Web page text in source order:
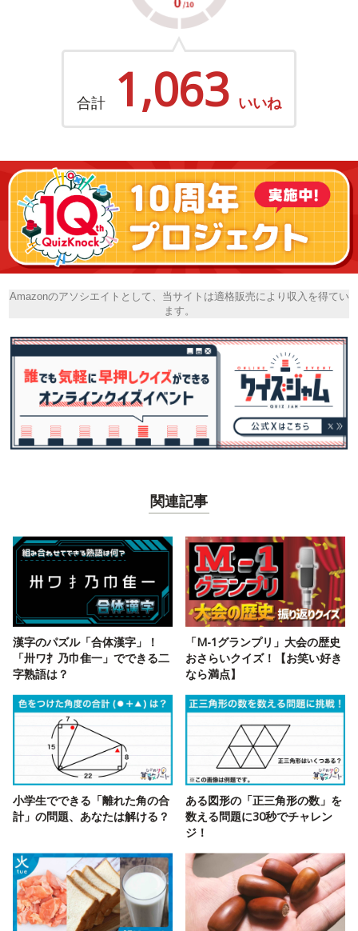
合計 1,063 いいね
Amazonのアソシエイトとして、当サイトは適格販売により収入を得てい
ます。
関連記事
漢字のパズル「合体漢字」！
「卅ワ扌乃巾隹一」でできる二
字熟語は？
「M-1グランプリ」大会の歴史
おさらいクイズ！【お笑い好き
なら満点】
小学生でできる「離れた角の合
計」の問題、あなたは解ける？
ある図形の「正三角形の数」を
数える問題に30秒でチャレン
ジ！